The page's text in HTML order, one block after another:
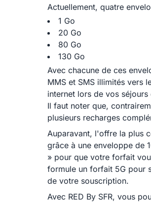
Actuellement, quatre
1 Go
20 Go
80 Go
130 Go
Avec chacune de ces
MMS et SMS illimités vers
internet lors de vos
Il faut noter que,
plusieurs recharges
Auparavant, l'offre la plus
grâce à une enveloppe de
» pour que votre forfait
formule un forfait 5G pour
de votre souscription.
Avec RED By SFR, vous